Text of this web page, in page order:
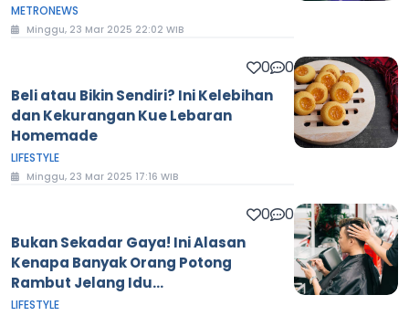
METRONEWS
Minggu, 23 Mar 2025 22:02 WIB
0 0
Beli atau Bikin Sendiri? Ini Kelebihan
dan Kekurangan Kue Lebaran
Homemade
LIFESTYLE
Minggu, 23 Mar 2025 17:16 WIB
0 0
Bukan Sekadar Gaya! Ini Alasan
Kenapa Banyak Orang Potong
Rambut Jelang Idu...
LIFESTYLE